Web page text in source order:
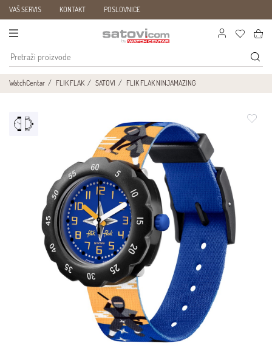
VAŠ SERVIS KONTAKT POSLOVNICE
WatchCentar FLIK FLAK SATOVI FLIK FLAK NINJAMAZING